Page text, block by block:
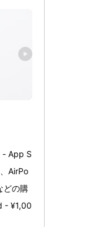
- App S
AirPo
どの購
- ¥1,00